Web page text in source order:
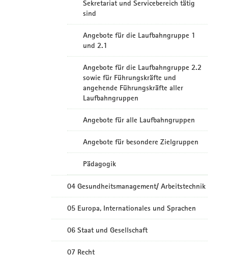
Sekretariat und Servicebereich tätig
sind
Angebote für die Laufbahngruppe 1
und 2.1
Angebote für die Laufbahngruppe 2.2
sowie für Führungskräfte und
angehende Führungskräfte aller
Laufbahngruppen
Angebote für alle Laufbahngruppen
Angebote für besondere Zielgruppen
Pädagogik
04 Gesundheitsmanagement/ Arbeitstechnik
05 Europa, Internationales und Sprachen
06 Staat und Gesellschaft
07 Recht